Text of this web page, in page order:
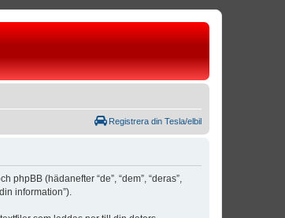
Registrera din Tesla/elbil
phpBB (hädanefter “de”, “dem”, “deras”,
information”).